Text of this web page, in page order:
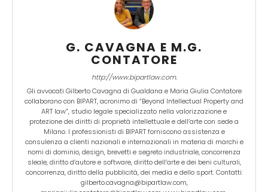
G. CAVAGNA E M.G.
CONTATORE
http://www.bipartlaw.com.
Gli avvocati Gilberto Cavagna di Gualdana e Maria Giulia Contatore
collaborano con BIPART, acronimo di “Beyond Intellectual Property and
ART law”, studio legale specializzato nella valorizzazione e
protezione dei diritti di proprietà intellettuale e dell’arte con sede a
Milano. I professionisti di BIPART forniscono assistenza e
consulenza a clienti nazionali e internazionali in materia di marchi e
nomi di dominio, design, brevetti e segreto industriale, concorrenza
sleale, diritto d’autore e software, diritto dell’arte e dei beni culturali,
concorrenza, diritto della pubblicità, dei media e dello sport. Contatti:
gilberto.cavagna@bipartlaw.com,